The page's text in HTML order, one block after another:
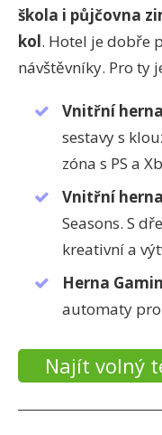
škola i půjčovna
kol. Hotel je dobře
návštěvníky. Pro ty
Vnitřní
sestavy s
zóna s PS a
Vnitřní
Seasons. S
kreativní a
Herna
automaty
Najít volný